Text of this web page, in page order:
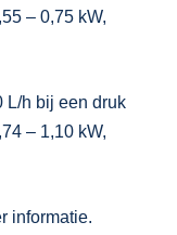
– 0,75 kW,
L/h bij een druk
– 1,10 kW,
informatie.